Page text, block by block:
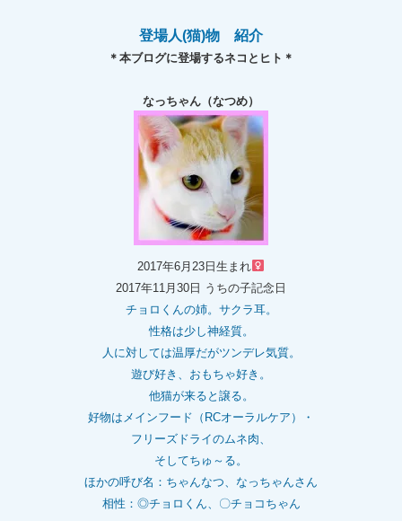
登場人(猫)物 紹介
＊本ブログに登場するネコとヒト＊
なっちゃん（なつめ）
2017年6月23日生まれ
2017年11月30日 うちの子記念日
チョロくんの姉。 サクラ耳。
性格は少し神経質。
人に対しては温厚だがツンデレ気質。
遊び好き、おもちゃ好き。
他猫が来ると譲る。
好物はメインフード（RCオーラルケア）・
フリーズドライのムネ肉、
そしてちゅ～る。
ほかの呼び名：ちゃんなつ、なっちゃんさん
相性：◎チョロくん、〇チョコちゃん